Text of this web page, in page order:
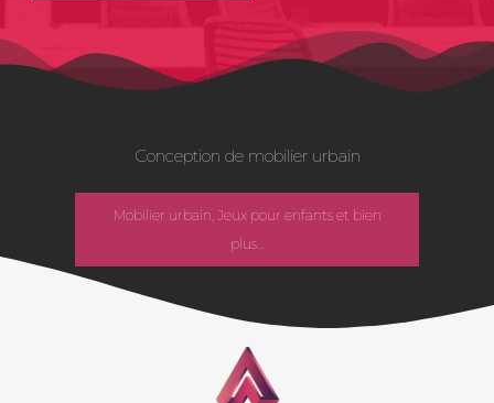
Conception de mobilier urbain
Mobilier urbain, Jeux pour enfants et bien
plus...